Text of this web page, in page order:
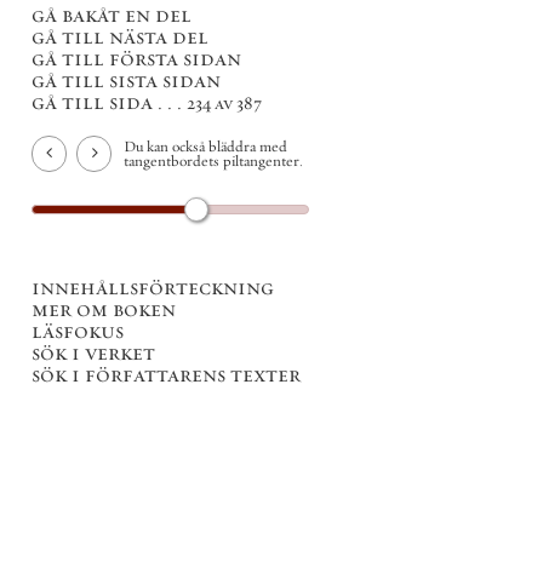
gå bakåt en del
gå till nästa del
gå till första sidan
gå till sista sidan
gå till sida . . . 234 av 387
Du kan också bläddra med
tangentbordets piltangenter.
innehållsförteckning
mer om boken
läsfokus
sök i verket
sök i författarens texter